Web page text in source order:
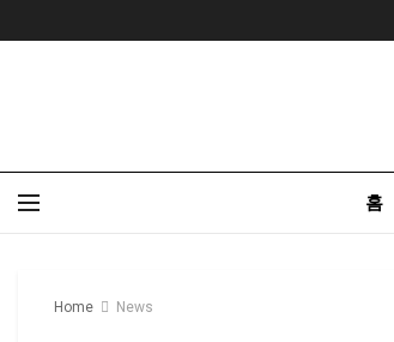
홈
Home News